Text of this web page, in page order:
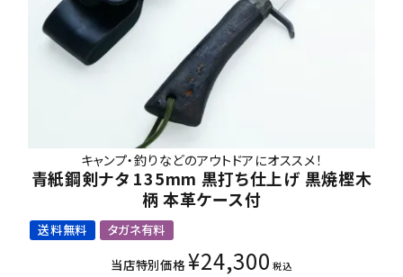
キャンプ・釣りなどのアウトドアにオススメ！
青紙鋼剣ナタ 135mm 黒打ち仕上げ 黒焼樫木
柄 本革ケース付
送料無料 タガネ有料
当店特別価格 ¥24,300 税込